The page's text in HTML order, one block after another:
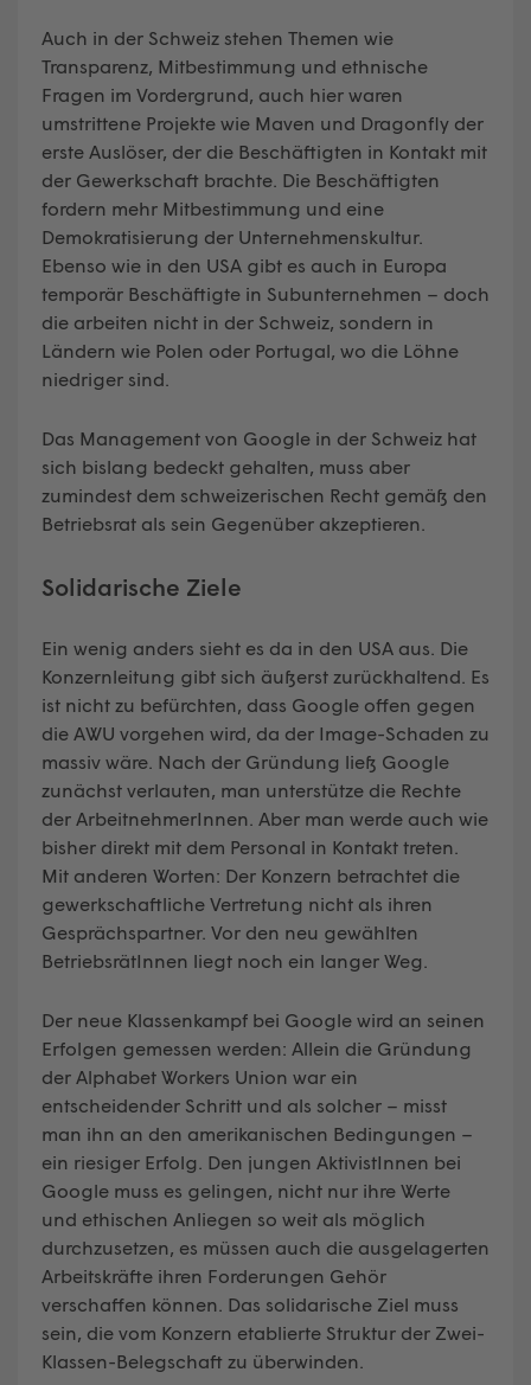
Auch in der Schweiz stehen Themen wie
Transparenz, Mitbestimmung und ethnische
Fragen im Vordergrund, auch hier waren
umstrittene Projekte wie Maven und Dragonfly der
erste Auslöser, der die Beschäftigten in Kontakt mit
der Gewerkschaft brachte. Die Beschäftigten
fordern mehr Mitbestimmung und eine
Demokratisierung der Unternehmenskultur.
Ebenso wie in den USA gibt es auch in Europa
temporär Beschäftigte in Subunternehmen – doch
die arbeiten nicht in der Schweiz, sondern in
Ländern wie Polen oder Portugal, wo die Löhne
niedriger sind.
Das Management von Google in der Schweiz hat
sich bislang bedeckt gehalten, muss aber
zumindest dem schweizerischen Recht gemäß den
Betriebsrat als sein Gegenüber akzeptieren.
Solidarische Ziele
Ein wenig anders sieht es da in den USA aus. Die
Konzernleitung gibt sich äußerst zurückhaltend. Es
ist nicht zu befürchten, dass Google offen gegen
die AWU vorgehen wird, da der Image-Schaden zu
massiv wäre. Nach der Gründung ließ Google
zunächst verlauten, man unterstütze die Rechte
der ArbeitnehmerInnen. Aber man werde auch wie
bisher direkt mit dem Personal in Kontakt treten.
Mit anderen Worten: Der Konzern betrachtet die
gewerkschaftliche Vertretung nicht als ihren
Gesprächspartner. Vor den neu gewählten
BetriebsrätInnen liegt noch ein langer Weg.
Der neue Klassenkampf bei Google wird an seinen
Erfolgen gemessen werden: Allein die Gründung
der Alphabet Workers Union war ein
entscheidender Schritt und als solcher – misst
man ihn an den amerikanischen Bedingungen –
ein riesiger Erfolg. Den jungen AktivistInnen bei
Google muss es gelingen, nicht nur ihre Werte
und ethischen Anliegen so weit als möglich
durchzusetzen, es müssen auch die ausgelagerten
Arbeitskräfte ihren Forderungen Gehör
verschaffen können. Das solidarische Ziel muss
sein, die vom Konzern etablierte Struktur der Zwei-
Klassen-Belegschaft zu überwinden.